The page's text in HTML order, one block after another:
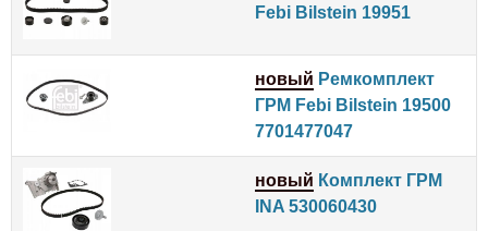
Febi Bilstein 19951
новый Ремкомплект
ГРМ Febi Bilstein 19500
7701477047
новый Комплект ГРМ
INA 530060430